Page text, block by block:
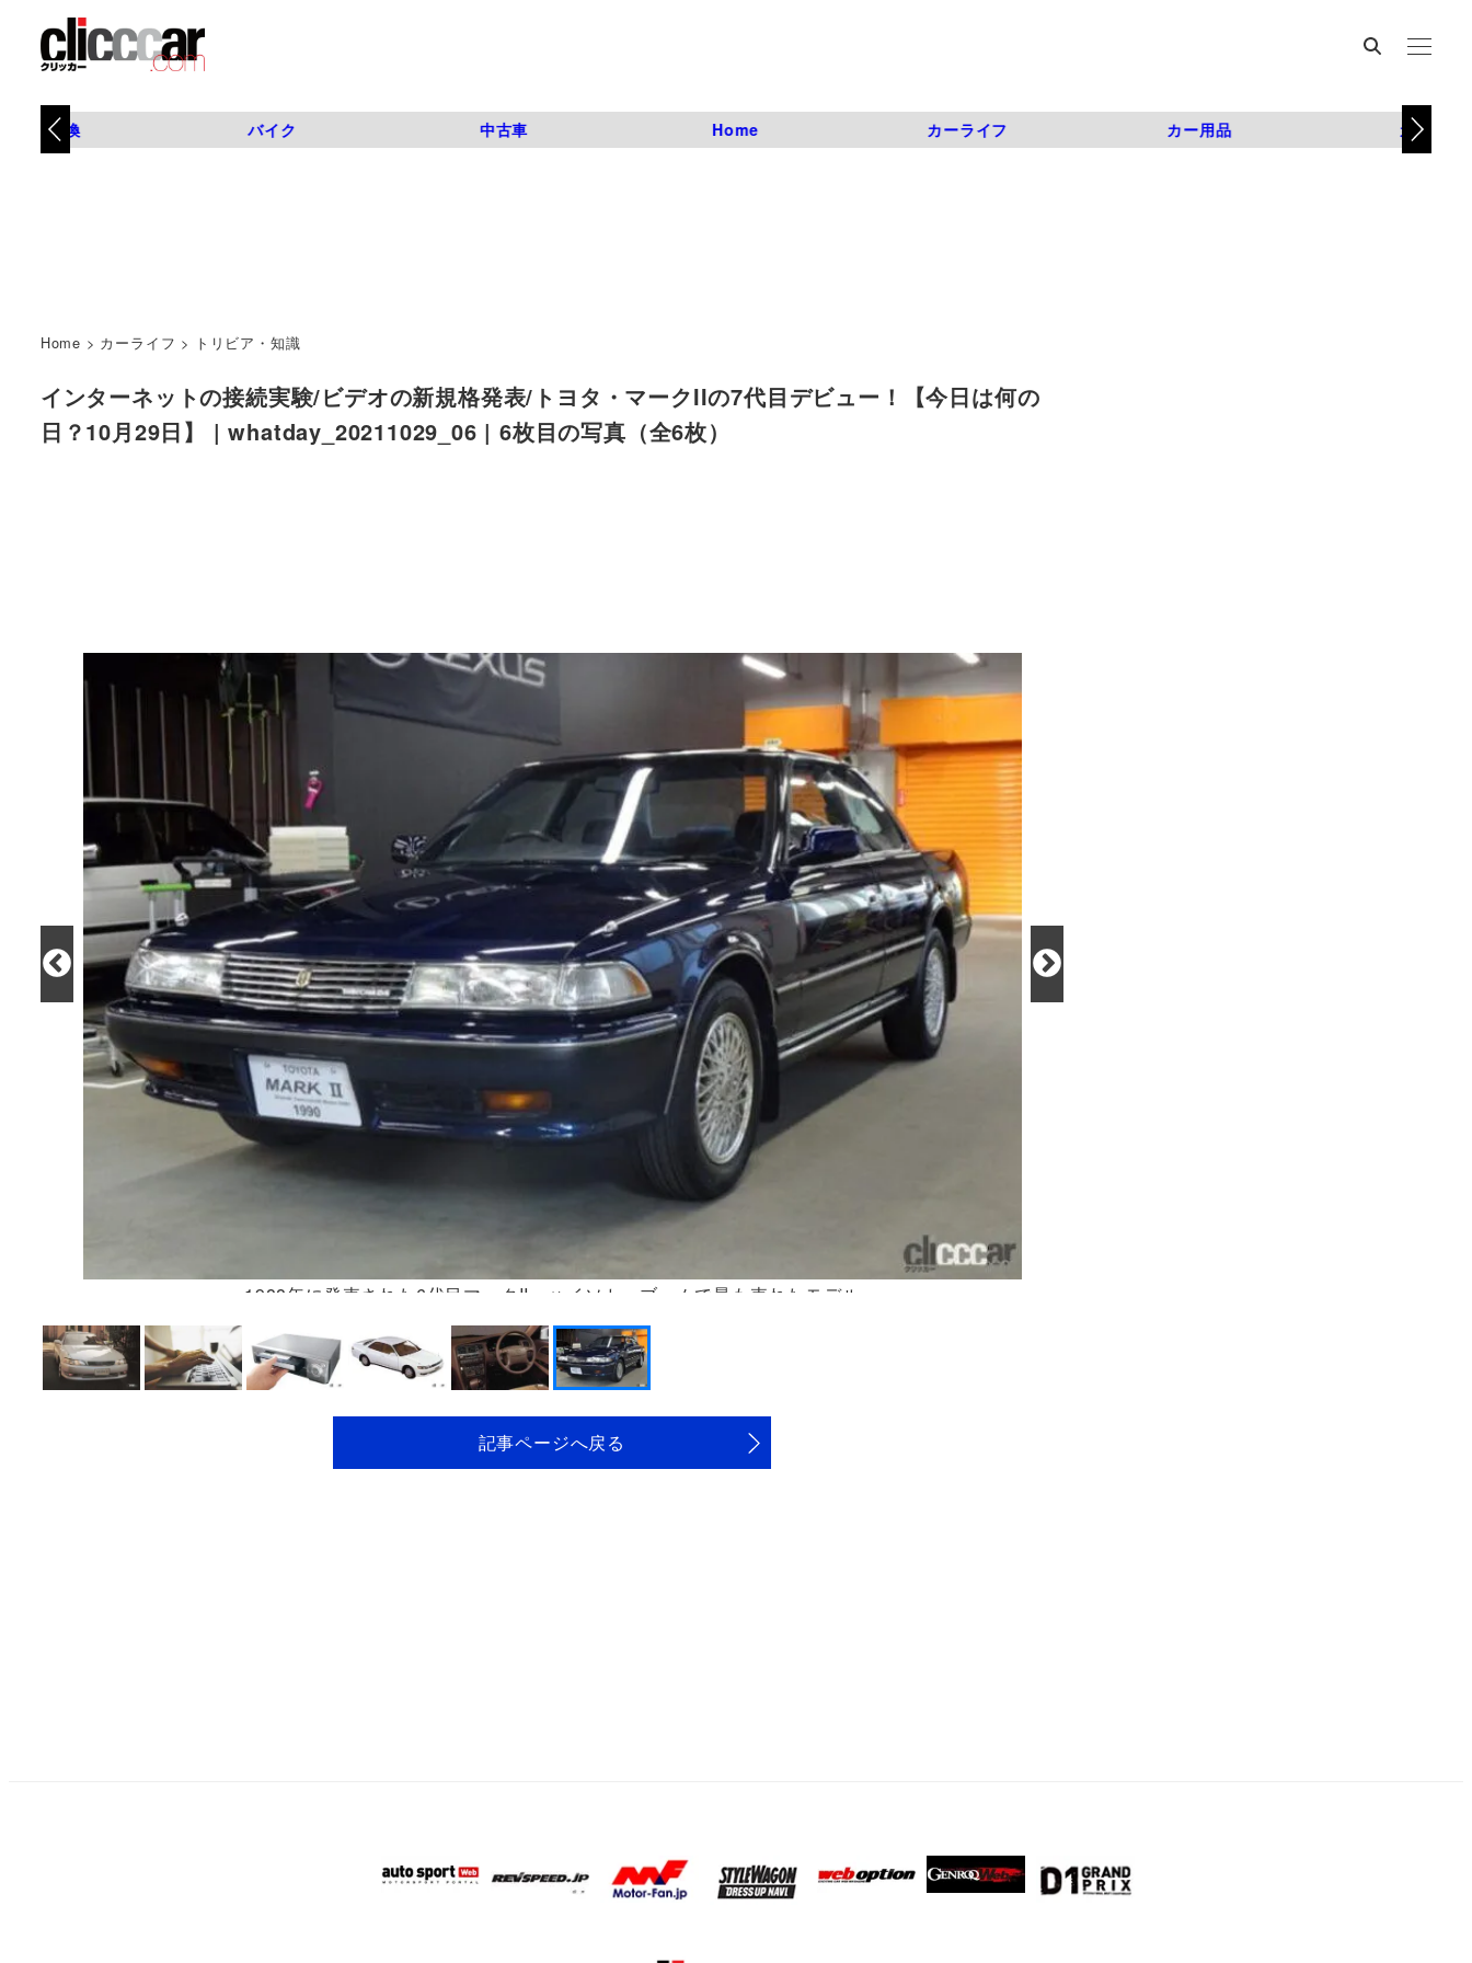
タイヤ交換 バイク 中古車 Home カーライフ カー用品 カスタム
Home > カーライフ > トリビア・知識
インターネットの接続実験/ビデオの新規格発表/トヨタ・マークIIの7代目デビュー！【今日は何の
日？10月29日】 | whatday_20211029_06 | 6枚目の写真（全6枚）
1988年に発売された6代目マークII、ハイソカーブームで最も売れたモデル
記事ページへ戻る